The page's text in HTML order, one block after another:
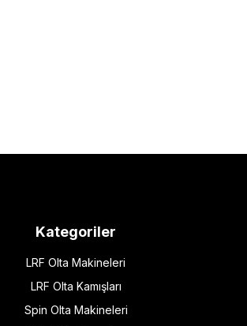
Kategoriler
LRF Olta Makineleri
LRF Olta Kamışları
Spin Olta Makineleri